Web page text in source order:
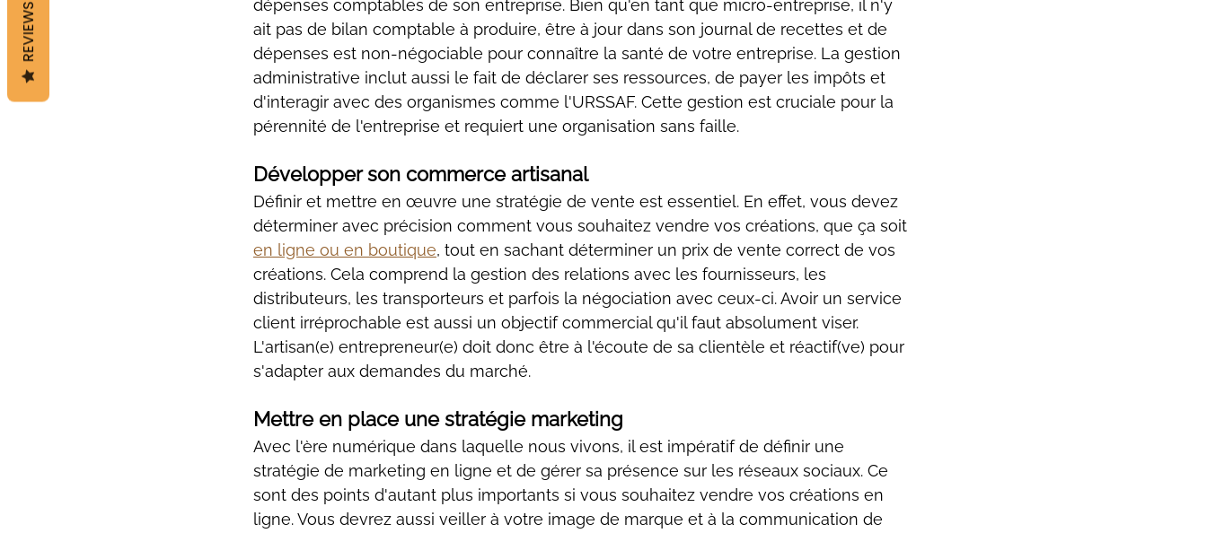
dépenses comptables de son entreprise. Bien qu'en tant que micro-entreprise, il n'y
ait pas de bilan comptable à produire, être à jour dans son journal de recettes et de
dépenses est non-négociable pour connaître la santé de votre entreprise. La gestion
administrative inclut aussi le fait de déclarer ses ressources, de payer les impôts et
d'interagir avec des organismes comme l'URSSAF. Cette gestion est cruciale pour la
pérennité de l'entreprise et requiert une organisation sans faille.
Développer son commerce artisanal
Définir et mettre en œuvre une stratégie de vente est essentiel. En effet, vous devez
déterminer avec précision comment vous souhaitez vendre vos créations, que ça soit
en ligne ou en boutique, tout en sachant déterminer un prix de vente correct de vos
créations. Cela comprend la gestion des relations avec les fournisseurs, les
distributeurs, les transporteurs et parfois la négociation avec ceux-ci. Avoir un service
client irréprochable est aussi un objectif commercial qu'il faut absolument viser.
L'artisan(e) entrepreneur(e) doit donc être à l'écoute de sa clientèle et réactif(ve) pour
s'adapter aux demandes du marché.
Mettre en place une stratégie marketing
Avec l'ère numérique dans laquelle nous vivons, il est impératif de définir une
stratégie de marketing en ligne et de gérer sa présence sur les réseaux sociaux. Ce
sont des points d'autant plus importants si vous souhaitez vendre vos créations en
ligne. Vous devrez aussi veiller à votre image de marque et à la communication de
REVIEWS